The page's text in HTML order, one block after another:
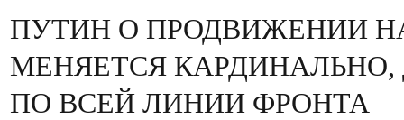
ПУТИН О ПРОДВИЖЕНИИ
МЕНЯЕТСЯ
ПО ВСЕЙ ЛИНИИ ФРОНТА